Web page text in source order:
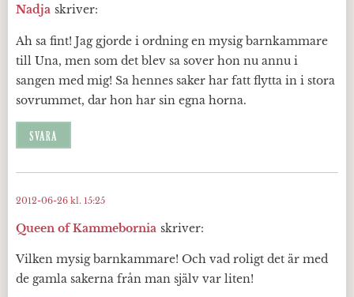
Nadja skriver:
Ah sa fint! Jag gjorde i ordning en mysig barnkammare
till Una, men som det blev sa sover hon nu annu i
sangen med mig! Sa hennes saker har fatt flytta in i stora
sovrummet, dar hon har sin egna horna.
SVARA
Queen of Kammebornia skriver:
2012-06-26 kl. 15:25
Vilken mysig barnkammare! Och vad roligt det är med
de gamla sakerna från man själv var liten!